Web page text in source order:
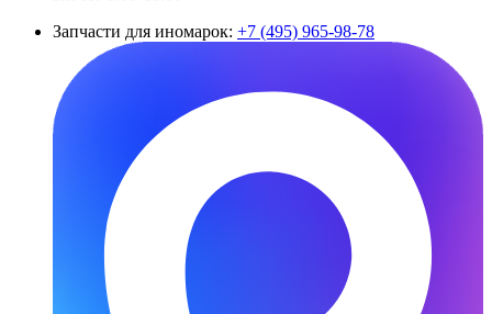
Запчасти для иномарок: +7 (495) 965-98-78